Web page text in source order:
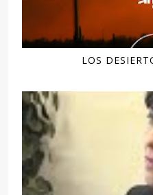
LOS